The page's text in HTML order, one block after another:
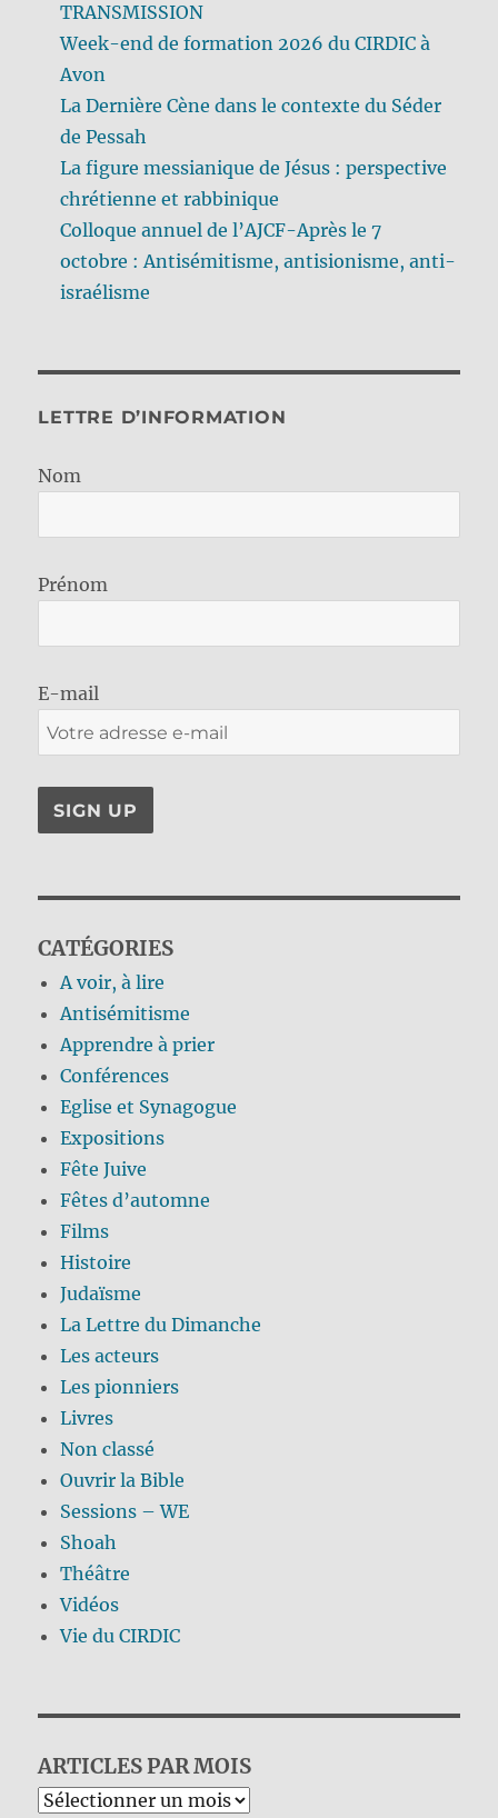
TRANSMISSION
Week-end de formation 2026 du CIRDIC à
Avon
La Dernière Cène dans le contexte du Séder
de Pessah
La figure messianique de Jésus : perspective
chrétienne et rabbinique
Colloque annuel de l’AJCF-Après le 7
octobre : Antisémitisme, antisionisme, anti-
israélisme
LETTRE D’INFORMATION
Nom
Prénom
E-mail
CATÉGORIES
A voir, à lire
Antisémitisme
Apprendre à prier
Conférences
Eglise et Synagogue
Expositions
Fête Juive
Fêtes d’automne
Films
Histoire
Judaïsme
La Lettre du Dimanche
Les acteurs
Les pionniers
Livres
Non classé
Ouvrir la Bible
Sessions – WE
Shoah
Théâtre
Vidéos
Vie du CIRDIC
ARTICLES PAR MOIS
Archives